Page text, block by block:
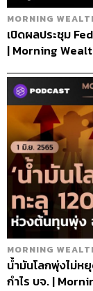
MORNING
เปิดผลประชุม
| Morning
MORNING
น้ำมันโลกพุ่งไม่ห
กำไร บจ. |